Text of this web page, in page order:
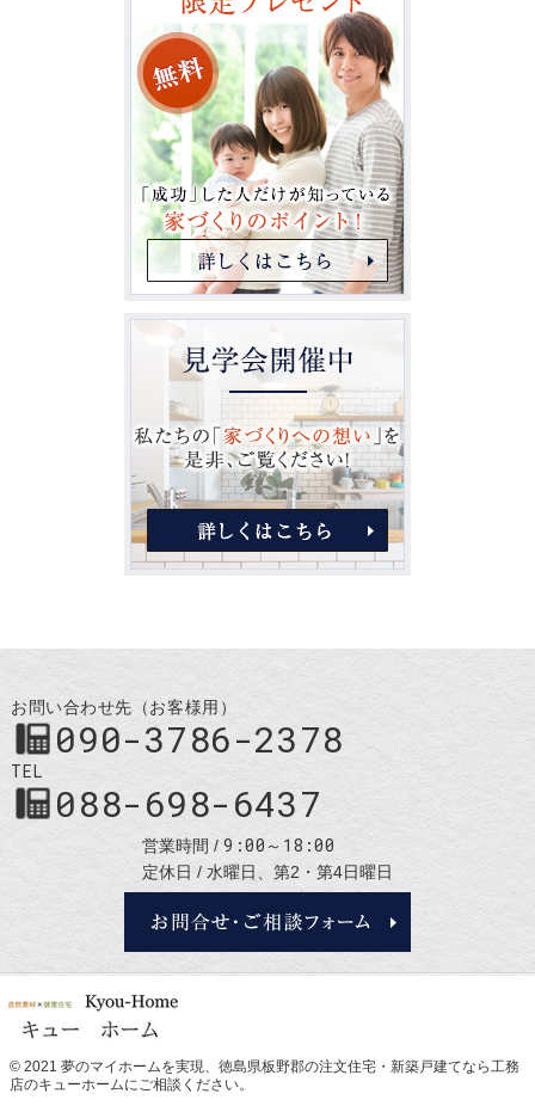
お問い合わせ先（お客様用）
090-3786-2378
TEL
088-698-6437
営業時間 9:00～18:00
定休日 水曜日、第2・第4日曜日
© 2021 夢のマイホームを実現、 徳島県板野郡の注文住宅・新築戸建てなら工務
店のキューホームにご相談ください。